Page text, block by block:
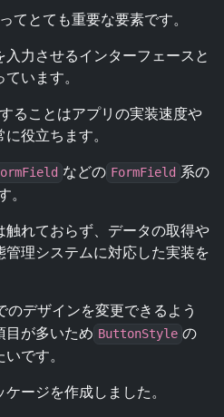
てとても重要な要素です。
力させるインターフェースと
います。
ることはアプリの実装速度や
役立ちます。
などの FormField 系の
触れておらず、データの取得や
理システムに対応した実装を
のデザインを変更できるよう
目が多いため ButtonStyle の
です。
ージを作成しました。